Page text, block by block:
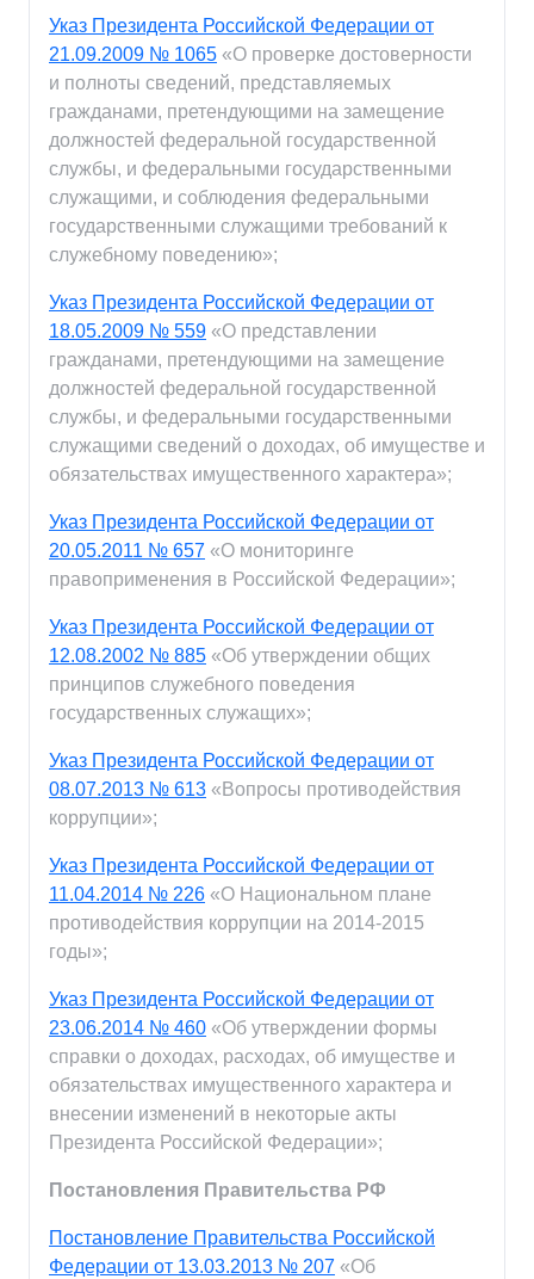
Указ Президента Российской Федерации от
21.09.2009 № 1065 «О проверке достоверности
и полноты сведений, представляемых
гражданами, претендующими на замещение
должностей федеральной государственной
службы, и федеральными государственными
служащими, и соблюдения федеральными
государственными служащими требований к
служебному поведению»;
Указ Президента Российской Федерации от
18.05.2009 № 559 «О представлении
гражданами, претендующими на замещение
должностей федеральной государственной
службы, и федеральными государственными
служащими сведений о доходах, об имуществе и
обязательствах имущественного характера»;
Указ Президента Российской Федерации от
20.05.2011 № 657 «О мониторинге
правоприменения в Российской Федерации»;
Указ Президента Российской Федерации от
12.08.2002 № 885 «Об утверждении общих
принципов служебного поведения
государственных служащих»;
Указ Президента Российской Федерации от
08.07.2013 № 613 «Вопросы противодействия
коррупции»;
Указ Президента Российской Федерации от
11.04.2014 № 226 «О Национальном плане
противодействия коррупции на 2014-2015
годы»;
Указ Президента Российской Федерации от
23.06.2014 № 460 «Об утверждении формы
справки о доходах, расходах, об имуществе и
обязательствах имущественного характера и
внесении изменений в некоторые акты
Президента Российской Федерации»;
Постановления Правительства РФ
Постановление Правительства Российской
Федерации от 13.03.2013 № 207 «Об